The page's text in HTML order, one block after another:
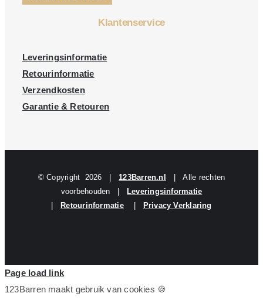
Klantenservice
Leveringsinformatie
Retourinformatie
Verzendkosten
Garantie & Retouren
© Copyright 2026 |123Barren.nl
| Alle rechten
voorbehouden |
Leveringsinformatie
Retourinformatie| Privacy Verklaring
Page load link
123Barren maakt gebruik van cookies 🍪